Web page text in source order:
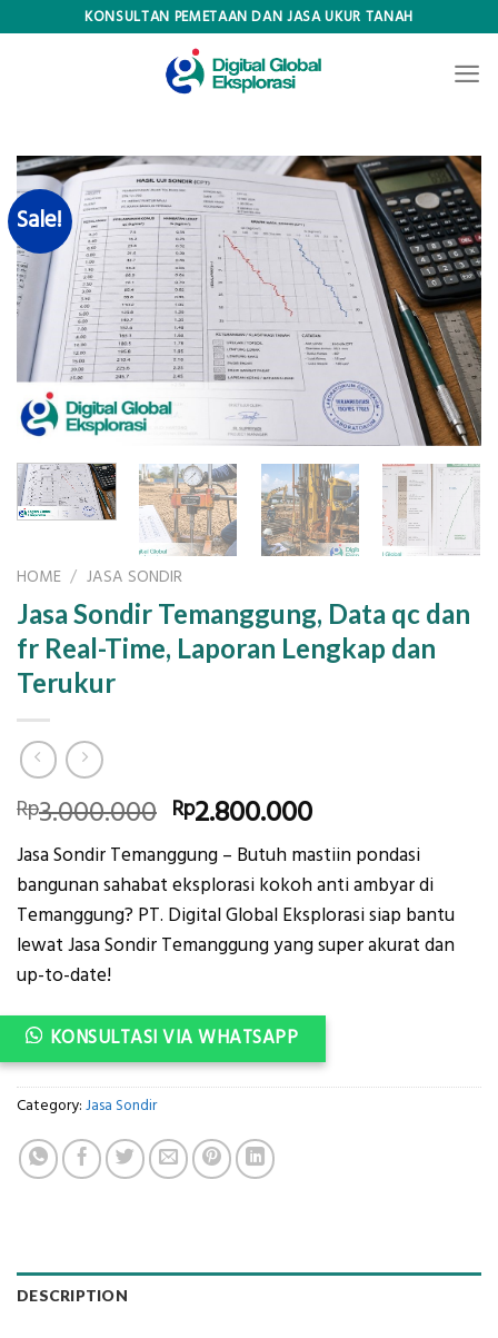
KONSULTAN PEMETAAN DAN JASA UKUR TANAH
Sale!
HOME / JASA SONDIR
Jasa Sondir Temanggung, Data qc dan
fr Real-Time, Laporan Lengkap dan
Terukur
Rp3.000.000 Original
was:
Rp3.000.000.
Rp2.800.000Current
price
is:
Rp2.800.000.
Jasa Sondir Temanggung – Butuh mastiin pondasi
bangunan sahabat eksplorasi kokoh anti ambyar di
Temanggung? PT. Digital Global Eksplorasi siap bantu
lewat Jasa Sondir Temanggung yang super akurat dan
up-to-date!
KONSULTASI VIA WHATSAPP
Category: Jasa Sondir
DESCRIPTION